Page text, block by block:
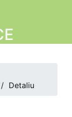
/ Detaliu